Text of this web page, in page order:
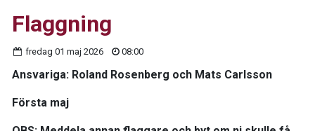
Flaggning
fredag 01 maj 2026 08:00
Ansvariga: Roland Rosenberg och Mats Carlsson
Första maj